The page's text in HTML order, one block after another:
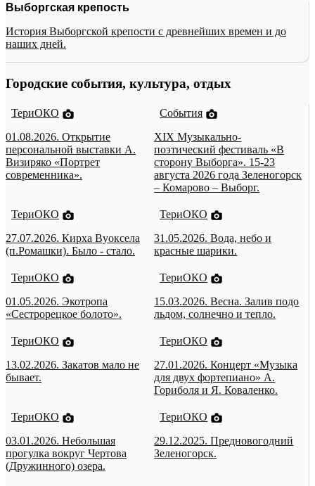
Выборгская крепость
История Выборгской крепости с древнейших времен и до
наших дней.
Городские события, культура, отдых
ТериОКО
01.08.2026. Открытие
персональной выставки А.
Визиряко «Портрет
современника».
События
XIX Музыкально-
поэтический фестиваль «В
сторону Выборга». 15-23
августа 2026 года Зеленогорск
– Комарово – Выборг.
ТериОКО
27.07.2026. Кирха Вуоксела
(п.Ромашки). Было - стало.
ТериОКО
31.05.2026. Вода, небо и
красные шарики.
ТериОКО
01.05.2026. Экотропа
«Сестрорецкое болото».
ТериОКО
15.03.2026. Весна. Залив подо
льдом, солнечно и тепло.
ТериОКО
13.02.2026. Закатов мало не
бывает.
ТериОКО
27.01.2026. Концерт «Музыка
для двух фортепиано» А.
Гориболя и Я. Коваленко.
ТериОКО
03.01.2026. Небольшая
прогулка вокруг Чертова
(Дружинного) озера.
ТериОКО
29.12.2025. Предновогодний
Зеленогорск.